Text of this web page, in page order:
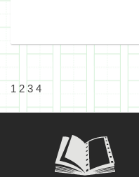
1 2 3 4